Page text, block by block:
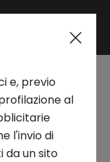
Area riservata
&
e, previo
al
l'invio di
da un sito